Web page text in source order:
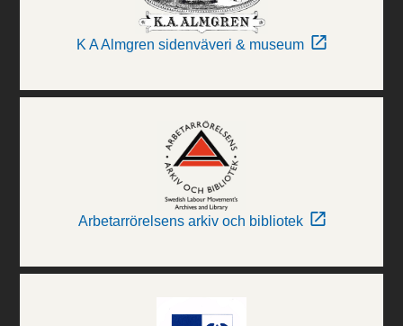
K A Almgren sidenväveri & museum
Arbetarrörelsens arkiv och bibliotek